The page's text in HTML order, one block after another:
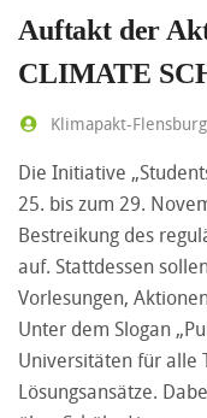
Auftakt der
CLIMATE
Klimapakt-Flensburg
Die Initiative
25. bis zum 29.
Bestreikung des
auf. Stattdessen
Vorlesungen,
Unter dem Slogan
Universitäten für alle
Lösungsansätze.